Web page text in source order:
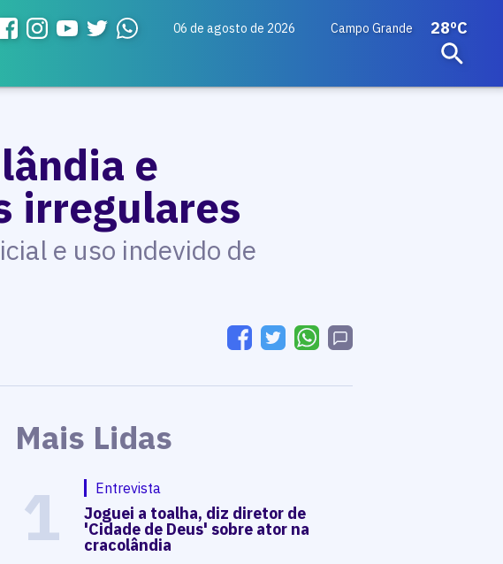
06 de agosto de 2026 Campo Grande 28ºC
e
irregulares
e uso indevido de
Mais Lidas
1 Entrevista
Joguei a toalha, diz diretor de
'Cidade de Deus' sobre ator na
cracolândia